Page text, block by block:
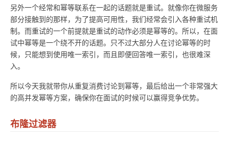
另外一个经常和幂等联系在一起的话题就是重试。就像你在微服务
部分接触到的那样，为了提高可用性，我们经常会引入各种重试机
制。而重试的一个前提就是重试的动作必须是幂等的。所以，在面
试中幂等是一个绕不开的话题。只不过大部分人在讨论幂等的时
候，只能想到使用唯一索引，而且即便回答唯一索引，也很难深
入。
所以今天我就带你从重复消费讨论到幂等，最后给出一个非常强大
的高并发幂等方案，确保你在面试的时候可以赢得竞争优势。
布隆过滤器